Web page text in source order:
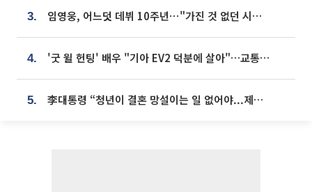
3. 임영웅, 어느덧 데뷔 10주년⋯"가진 것 없던 시절, 내 앞엔 20명의 팬뿐"
4. '굿 윌 헌팅' 배우 "기아 EV2 덕분에 살아"…교통사고 후 안전성 극찬
5. 李대통령 “청년이 결혼 망설이는 일 없어야...제도상 불이익 조사”